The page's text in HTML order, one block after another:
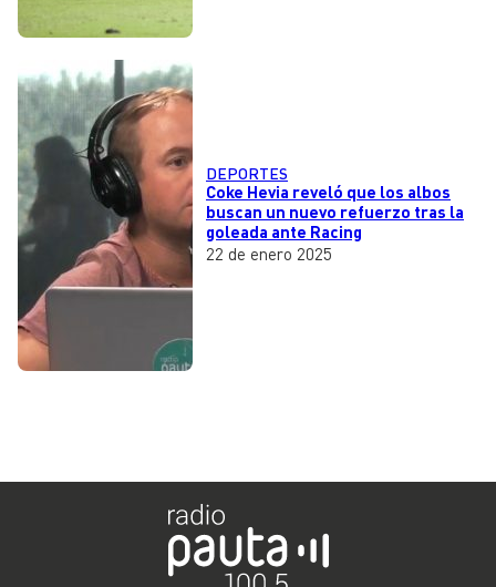
DEPORTES
Coke Hevia reveló que los albos
buscan un nuevo refuerzo tras la
goleada ante Racing
22 de enero 2025